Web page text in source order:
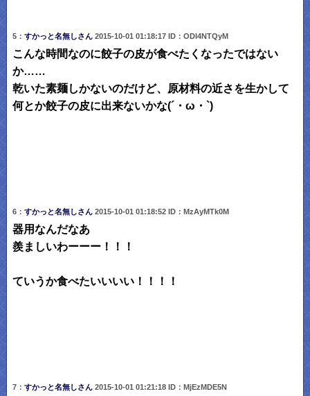
5： すかっと名無しさん 2015-10-01 01:18:17 ID：ODI4NTQyM
こんな時間なのに餃子の皮が食べたくなったではない
か……
乾いた素麺しかないのだけど、原材料の近さを生かして
何とか餃子の皮に出来ないかな(´・ω・`)
6： すかっと名無しさん 2015-10-01 01:18:52 ID：MzAyMTk0M
器用なんだなあ
羨ましいわーーー！！！
ていうか食べたいいいい！！！！
7： すかっと名無しさん 2015-10-01 01:21:18 ID：MjEzMDE5N